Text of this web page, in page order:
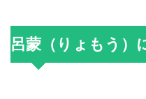
呂蒙（りょもう）